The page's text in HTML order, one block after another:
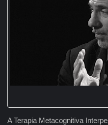
A Terapia Metacognitiva